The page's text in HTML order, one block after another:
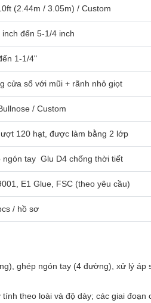
(2.44m / 3.05m) / Custom
inch đến 5-1/4 inch
1-1/4"
cửa sổ với mũi + rãnh nhỏ giọt
/ Custom
120 hạt, được làm bằng 2 lớp
ngón tay ️ Glu D4 chống thời tiết
E1 Glue, FSC (theo yêu cầu)
/ hồ sơ
ghép ngón tay (4 đường), xử lý áp
theo loài và độ dày; các giai đoạn